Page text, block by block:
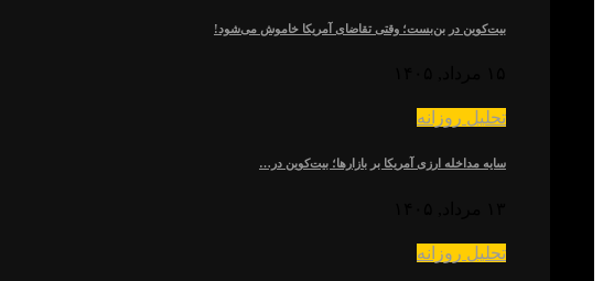
بیت‌کوین در بن‌بست؛ وقتی تقاضای آمریکا خاموش می‌شود!
تحلیل روزانه
سایه مداخله ارزی آمریکا بر بازارها؛ بیت‌کوین در…
تحلیل روزانه